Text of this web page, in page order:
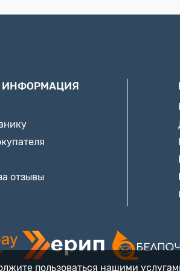
ИНФОРМАЦИЯ
отзывы
пользоваться нашими